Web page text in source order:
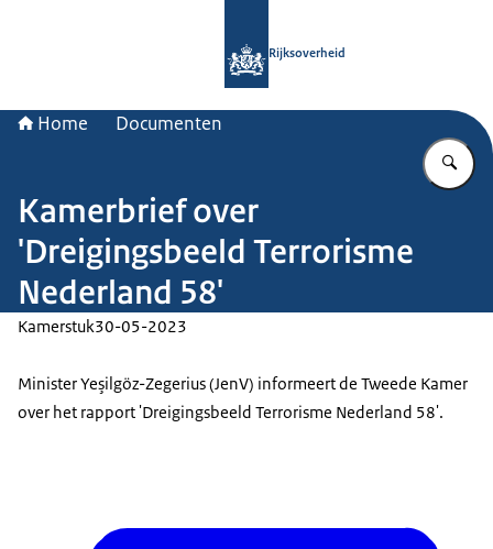
Rijksoverheid
Home Documenten
Kamerbrief over
'Dreigingsbeeld Terrorisme
Nederland 58'
Kamerstuk30-05-2023
Minister Yeşilgöz-Zegerius (JenV) informeert de Tweede Kamer
over het rapport 'Dreigingsbeeld Terrorisme Nederland 58'.